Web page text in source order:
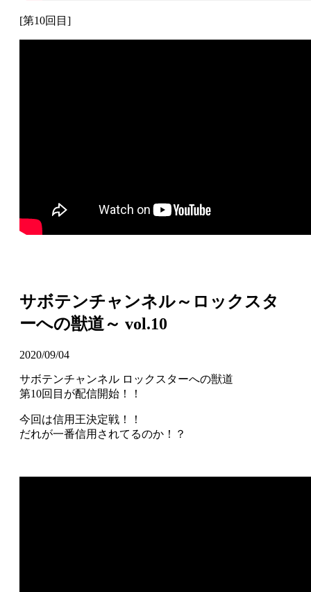
[第10回目]
サボテンチャンネル～ロックスタ
ーへの獣道～ vol.10
2020/09/04
サボテンチャンネル ロックスターへの獣道
第10回目が配信開始！！
今回は信用王決定戦！！
だれが一番信用されてるのか！？